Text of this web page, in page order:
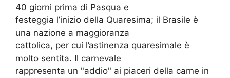
40 giorni prima di Pasqua e
festeggia l’inizio della Quaresima; il Brasile è
una nazione a maggioranza
cattolica, per cui l’astinenza quaresimale è
molto sentita. Il carnevale
rappresenta un "addio" ai piaceri della carne in